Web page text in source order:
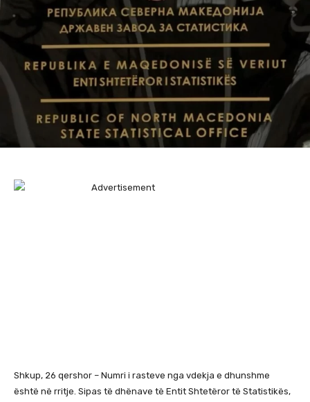
Shkup, 26 qershor – Numri i rasteve nga vdekja e dhunshme
është në rritje. Sipas të dhënave të Entit Shtetëror të Statistikës,